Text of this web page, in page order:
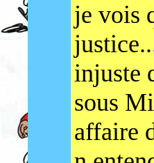
je vois
injuste
sous
affaire